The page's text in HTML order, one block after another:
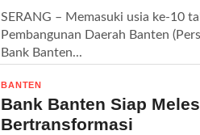
SERANG – Memasuki usia ke-10
Pembangunan Daerah Banten
Bank Banten...
BANTEN
Bank Banten Siap
Bertransformasi